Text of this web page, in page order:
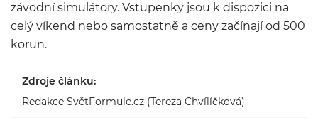
závodní simulátory. Vstupenky jsou k dispozici na
celý víkend nebo samostatně a ceny začínají od 500
korun.
Zdroje článku:
Redakce SvětFormule.cz (Tereza Chvílíčková)